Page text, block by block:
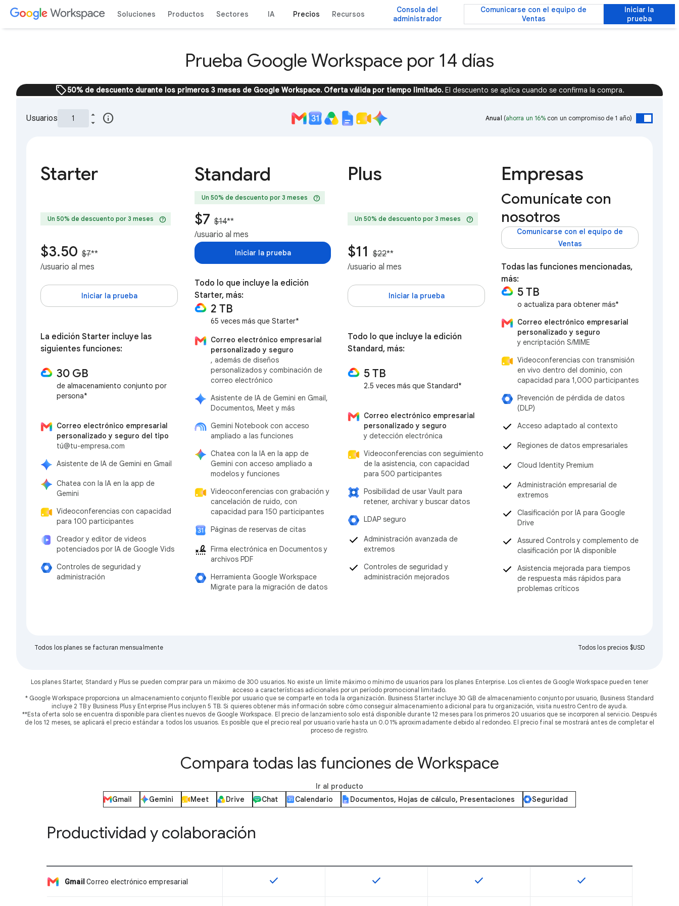
Soluciones Productos Sectores IA Precios Recursos
Consola del
administrador
Comunicarse con el equipo de
Ventas
Iniciar la
prueba
Prueba Google Workspace por 14 días
sell50% de descuento durante los primeros 3 meses de Google Workspace. Oferta válida por tiempo limitado. El descuento se aplica cuando se confirma la compra.
Usuarios info Anual (ahorra un 16% con un compromiso de 1 año)
Starter
Un 50% de descuento por 3 meses help
$3.50 $7**
/usuario al mes
Iniciar la prueba
La edición Starter incluye las
siguientes funciones:
30 GB
de almacenamiento conjunto por
persona*
Correo electrónico empresarial
personalizado y seguro del tipo
tú@tu-empresa.com
Asistente de IA de Gemini en Gmail
Chatea con la IA en la app de
Gemini
Videoconferencias con capacidad
para 100 participantes
Creador y editor de videos
potenciados por IA de Google Vids
Controles de seguridad y
administración
Standard
Un 50% de descuento por 3 meses help
$7 $14**
/usuario al mes
Iniciar la prueba
Todo lo que incluye la edición
Starter, más:
2 TB
65 veces más que Starter*
Correo electrónico empresarial
personalizado y seguro
, además de diseños
personalizados y combinación de
correo electrónico
Asistente de IA de Gemini en Gmail,
Documentos, Meet y más
Gemini Notebook con acceso
ampliado a las funciones
Chatea con la IA en la app de
Gemini con acceso ampliado a
modelos y funciones
Videoconferencias con grabación y
cancelación de ruido, con
capacidad para 150 participantes
Páginas de reservas de citas
Firma electrónica en Documentos y
archivos PDF
Herramienta Google Workspace
Migrate para la migración de datos
Plus
Un 50% de descuento por 3 meses help
$11 $22**
/usuario al mes
Iniciar la prueba
Todo lo que incluye la edición
Standard, más:
5 TB
2.5 veces más que Standard*
Correo electrónico empresarial
personalizado y seguro
y detección electrónica
Videoconferencias con seguimiento
de la asistencia, con capacidad
para 500 participantes
Posibilidad de usar Vault para
retener, archivar y buscar datos
LDAP seguro
Administración avanzada de
extremos
Controles de seguridad y
administración mejorados
Empresas
Comunícate con
nosotros
Comunicarse con el equipo de
Ventas
Todas las funciones mencionadas,
más:
5 TB
o actualiza para obtener más*
Correo electrónico empresarial
personalizado y seguro
y encriptación S/MIME
Videoconferencias con transmisión
en vivo dentro del dominio, con
capacidad para 1,000 participantes
Prevención de pérdida de datos
(DLP)
Acceso adaptado al contexto
Regiones de datos empresariales
Cloud Identity Premium
Administración empresarial de
extremos
Clasificación por IA para Google
Drive
Assured Controls y complemento de
clasificación por IA disponible
Asistencia mejorada para tiempos
de respuesta más rápidos para
problemas críticos
Todos los planes se facturan mensualmente Todos los precios $USD
Los planes Starter, Standard y Plus se pueden comprar para un máximo de 300 usuarios. No existe un límite máximo o mínimo de usuarios para los planes Enterprise. Los clientes de Google Workspace pueden tener
acceso a características adicionales por un período promocional limitado.
* Google Workspace proporciona un almacenamiento conjunto flexible por usuario que se comparte en toda la organización. Business Starter incluye 30 GB de almacenamiento conjunto por usuario, Business Standard
incluye 2 TB y Business Plus y Enterprise Plus incluyen 5 TB. Si quieres obtener más información sobre cómo conseguir almacenamiento adicional para tu organización, visita nuestro Centro de ayuda.
**Esta oferta solo se encuentra disponible para clientes nuevos de Google Workspace. El precio de lanzamiento solo está disponible durante 12 meses para los primeros 20 usuarios que se incorporen al servicio. Después
de los 12 meses, se aplicará el precio estándar a todos los usuarios. Es posible que el precio real por usuario varíe hasta un 0.01% aproximadamente debido al redondeo. El precio final se mostrará antes de completar el
proceso de registro.
Compara todas las funciones de Workspace
Ir al producto
Gmail
Gemini Meet Drive Chat Calendario Documentos, Hojas de cálculo, Presentaciones Seguridad
Productividad y colaboración
Gmail Correo electrónico empresarial Esta función está disponible en este SKU
check Esta función está disponible en este SKU
check Esta función está disponible en este SKU
check Esta función está disponible
check